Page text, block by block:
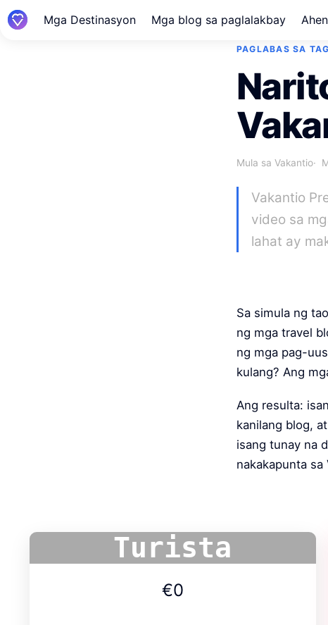
Mga Destinasyon Mga blog sa paglalakbay
PAGLABAS SA
Mula sa Vakantio
Vakantio
video sa
lahat ay
Sa simula ng
ng mga travel
ng mga pag-
kulang? Ang
Ang resulta:
kanilang blog,
isang tunay na
nakakapunta
Turista
€0